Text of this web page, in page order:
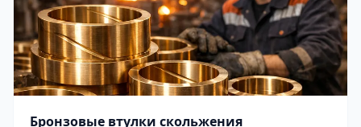
Бронзовые втулки скольжения